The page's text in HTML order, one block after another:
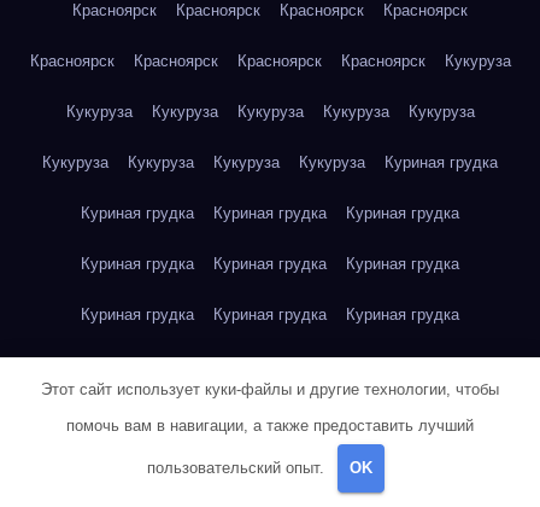
Красноярск Красноярск Красноярск Красноярск
Красноярск Красноярск Красноярск Красноярск Кукуруза
Кукуруза Кукуруза Кукуруза Кукуруза Кукуруза
Кукуруза Кукуруза Кукуруза Кукуруза Куриная грудка
Куриная грудка Куриная грудка Куриная грудка
Куриная грудка Куриная грудка Куриная грудка
Куриная грудка Куриная грудка Куриная грудка
Куриное яйцо
Куриное яйцо Куриное яйцо Куриное яйцо
Этот сайт использует куки-файлы и другие технологии, чтобы
помочь вам в навигации, а также предоставить лучший
пользовательский опыт. OK